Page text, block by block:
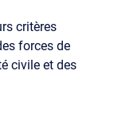
critères
forces de
civile et des